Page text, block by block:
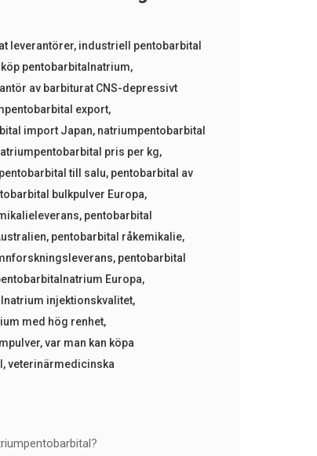
leverantörer, industriell pentobarbital
köp pentobarbitalnatrium,
av barbiturat CNS-depressivt
export,
import Japan, natriumpentobarbital
pris per kg,
till salu, pentobarbital av
bulkpulver Europa,
, pentobarbital
, pentobarbital råkemikalie,
, pentobarbital
Europa,
injektionskvalitet,
med hög renhet,
,var man kan köpa
,veterinärmedicinska